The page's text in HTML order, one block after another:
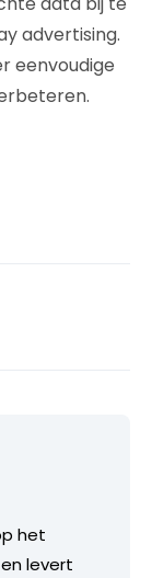
advertising.
eenvoudige
het
levert